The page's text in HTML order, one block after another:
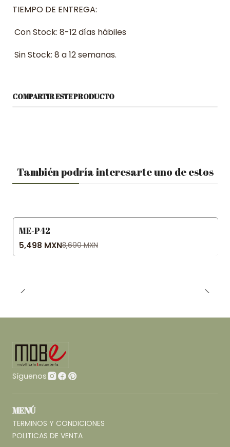
TIEMPO DE ENTREGA:
Con Stock: 8-12 días hábiles
Sin Stock: 8 a 12 semanas.
COMPARTIR ESTE PRODUCTO
También podría interesarte uno de estos
-37% OFF
ME-P42
5,498 MXN8,690 MXN
Síguenos
MENÚ
TERMINOS Y CONDICIONES
POLITICAS DE VENTA